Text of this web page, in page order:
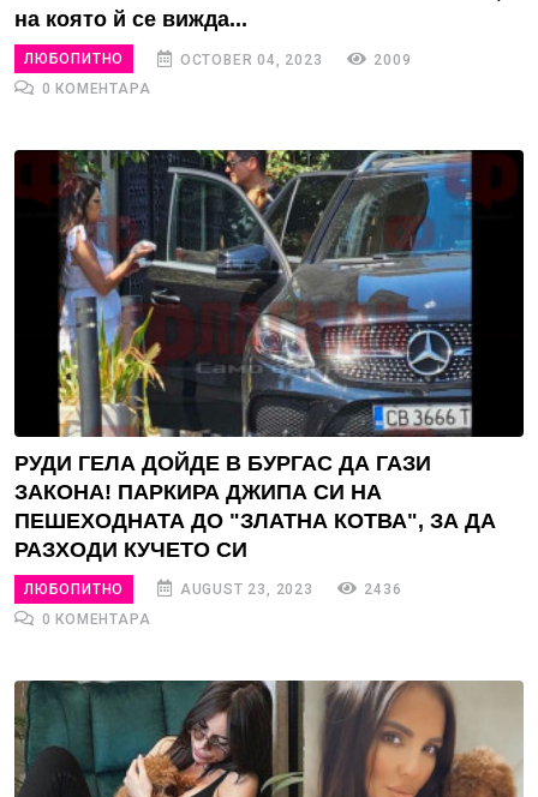
на която й се вижда...
ЛЮБОПИТНО OCTOBER 04, 2023
2009
0 КОМЕНТАРА
РУДИ ГЕЛА ДОЙДЕ В БУРГАС ДА ГАЗИ
ЗАКОНА! ПАРКИРА ДЖИПА СИ НА
ПЕШЕХОДНАТА ДО "ЗЛАТНА КОТВА", ЗА ДА
РАЗХОДИ КУЧЕТО СИ
ЛЮБОПИТНО AUGUST 23, 2023
2436
0 КОМЕНТАРА